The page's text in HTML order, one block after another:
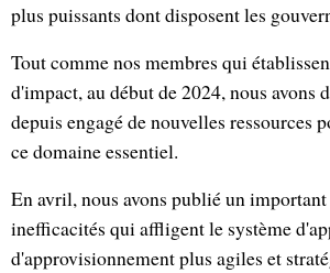
plus puissants dont disposent les
Tout comme nos membres qui
d'impact, au début de 2024, nous avons
depuis engagé de nouvelles ressources
ce domaine essentiel.
En avril, nous avons publié un
inefficacités qui affligent le système
d'approvisionnement plus agiles et